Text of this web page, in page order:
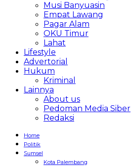
Musi Banyuasin
Empat Lawang
Pagar Alam
OKU Timur
Lahat
Lifestyle
Advertorial
Hukum
Kriminal
Lainnya
About us
Pedoman Media Siber
Redaksi
Home
Politik
Sumsel
Kota Palembang